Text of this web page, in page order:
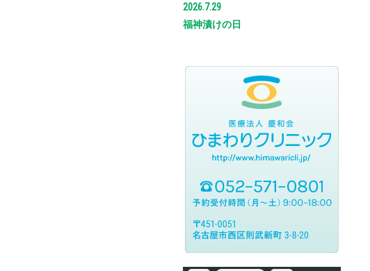
2026.7.29
福神漬けの日